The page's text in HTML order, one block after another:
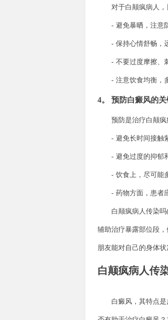
对于白颠疯病人，
- 避免暴晒，注意防
- 保持心情舒畅，远
- 不要过度摩擦、刺
- 注意饮食均衡，多
4。 预防白癜风的
预防是治疗白颠疯
- 避免长时间接触紫
- 避免过度的抑郁和
- 饮食上，尽可能多
- 药物方面，患者应
白颠疯病人传染吗(
辅助治疗暴露部位段
朋友能对自己的身体
白颠疯病人传
白癜风，其特点是皮